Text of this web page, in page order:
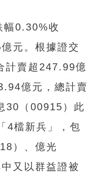
幅0.30%收
元。根據證交
計賣超247.99億
億元，總計賣
30（00915）此
4檔新兵」，包
）、億光
又以群益證被